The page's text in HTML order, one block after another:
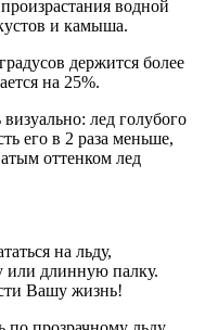
водной
и камыша.
держится более
на 25%.
лед голубого
его в 2 раза меньше,
оттенком лед
на льду,
или длинную палку.
Вашу жизнь!